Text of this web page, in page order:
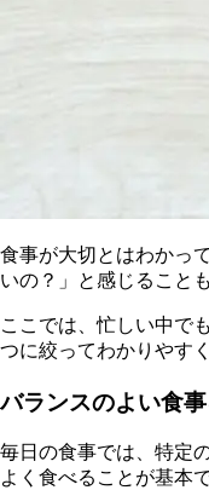
食事が大切とはわかっ
いの？」と感じること
ここでは、忙しい中で
つに絞ってわかりやす
バランスのよい食
毎日の食事では、特定
よく食べることが基本で